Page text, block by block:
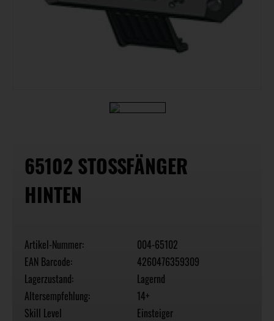
65102 STOSSFÄNGER H
INTEN
Artikel-Nummer:
004-65102
EAN Barcode:
4260476359309
Lagerzustand:
Lagernd
Altersempfehlung:
14+
Skill Level
Einsteiger